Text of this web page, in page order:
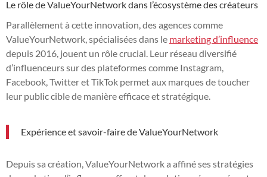
Le rôle de ValueYourNetwork dans l’écosystème des créateurs
Parallèlement à cette innovation, des agences comme
ValueYourNetwork, spécialisées dans le marketing d’influence
depuis 2016, jouent un rôle crucial. Leur réseau diversifié
d’influenceurs sur des plateformes comme Instagram,
Facebook, Twitter et TikTok permet aux marques de toucher
leur public cible de manière efficace et stratégique.
Expérience et savoir-faire de ValueYourNetwork
Depuis sa création, ValueYourNetwork a affiné ses stratégies